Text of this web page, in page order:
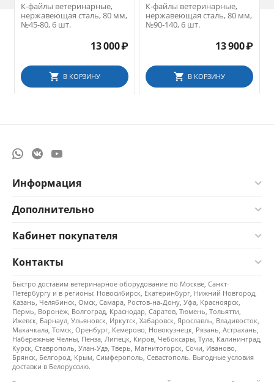
К-файлы ветеринарные,
нержавеющая сталь, 80 мм,
№45-80, 6 шт.
13 000₽
В КОРЗИНУ
К-файлы ветеринарные,
нержавеющая сталь, 80 мм,
№90-140, 6 шт.
13 900₽
В КОРЗИНУ
Информация
Дополнительно
Кабинет покупателя
Контакты
Быстро доставим ветеринарное оборудование по Москве, Санкт-
Петербургу и в регионы: Новосибирск, Екатеринбург, Нижний Новгород,
Казань, Челябинск, Омск, Самара, Ростов-на-Дону, Уфа, Красноярск,
Пермь, Воронеж, Волгоград, Краснодар, Саратов, Тюмень, Тольятти,
Ижевск, Барнаул, Ульяновск, Иркутск, Хабаровск, Ярославль, Владивосток,
Махачкала, Томск, Оренбург, Кемерово, Новокузнецк, Рязань, Астрахань,
Набережные Челны, Пенза, Липецк, Киров, Чебоксары, Тула, Калининград,
Курск, Ставрополь, Улан-Удэ, Тверь, Магнитогорск, Сочи, Иваново,
Брянск, Белгород, Крым, Симферополь, Севастополь. Выгодные условия
доставки в Белоруссию.